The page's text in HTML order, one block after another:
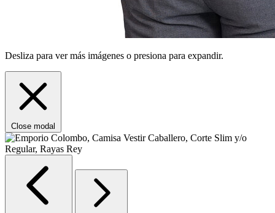
Desliza para ver más imágenes o presiona para expandir.
Close modal